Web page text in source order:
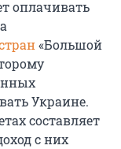
оплачивать
«Большой
Украине.
составляет
с них